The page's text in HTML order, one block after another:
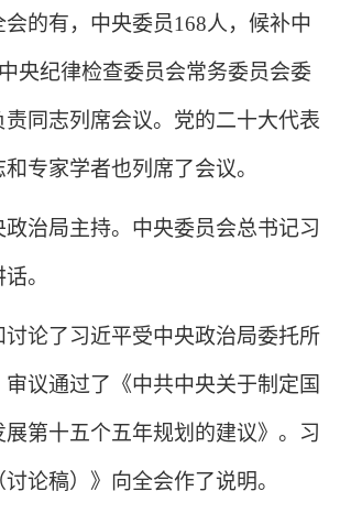
有，中央委员168人，候补中
央纪律检查委员会常务委员会委
责同志列席会议。党的二十大代表
专家学者也列席了会议。
局主持。中央委员会总书记习
。
了习近平受中央政治局委托所
议通过了《中共中央关于制定国
展第十五个五年规划的建议》。习
论稿）》向全会作了说明。